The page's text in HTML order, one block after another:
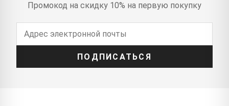
Промокод на скидку 10% на первую покупку
ПОДПИСАТЬСЯ